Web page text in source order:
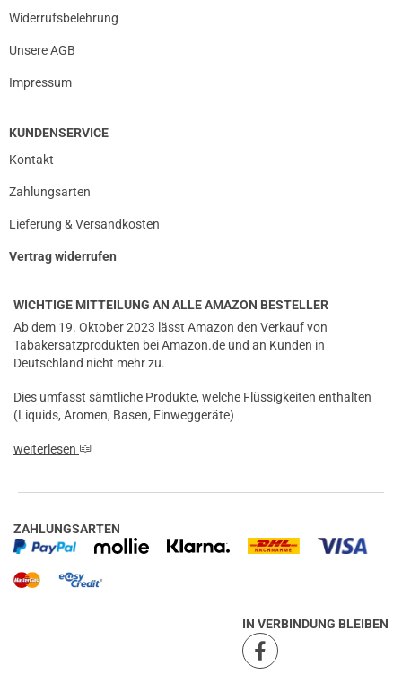
Widerrufsbelehrung
Unsere AGB
Impressum
KUNDENSERVICE
Kontakt
Zahlungsarten
Lieferung & Versandkosten
Vertrag widerrufen
WICHTIGE MITTEILUNG AN ALLE AMAZON BESTELLER
Ab dem 19. Oktober 2023 lässt Amazon den Verkauf von
Tabakersatzprodukten bei Amazon.de und an Kunden in
Deutschland nicht mehr zu.
Dies umfasst sämtliche Produkte, welche Flüssigkeiten enthalten
(Liquids, Aromen, Basen, Einweggeräte)
weiterlesen
ZAHLUNGSARTEN
IN VERBINDUNG BLEIBEN